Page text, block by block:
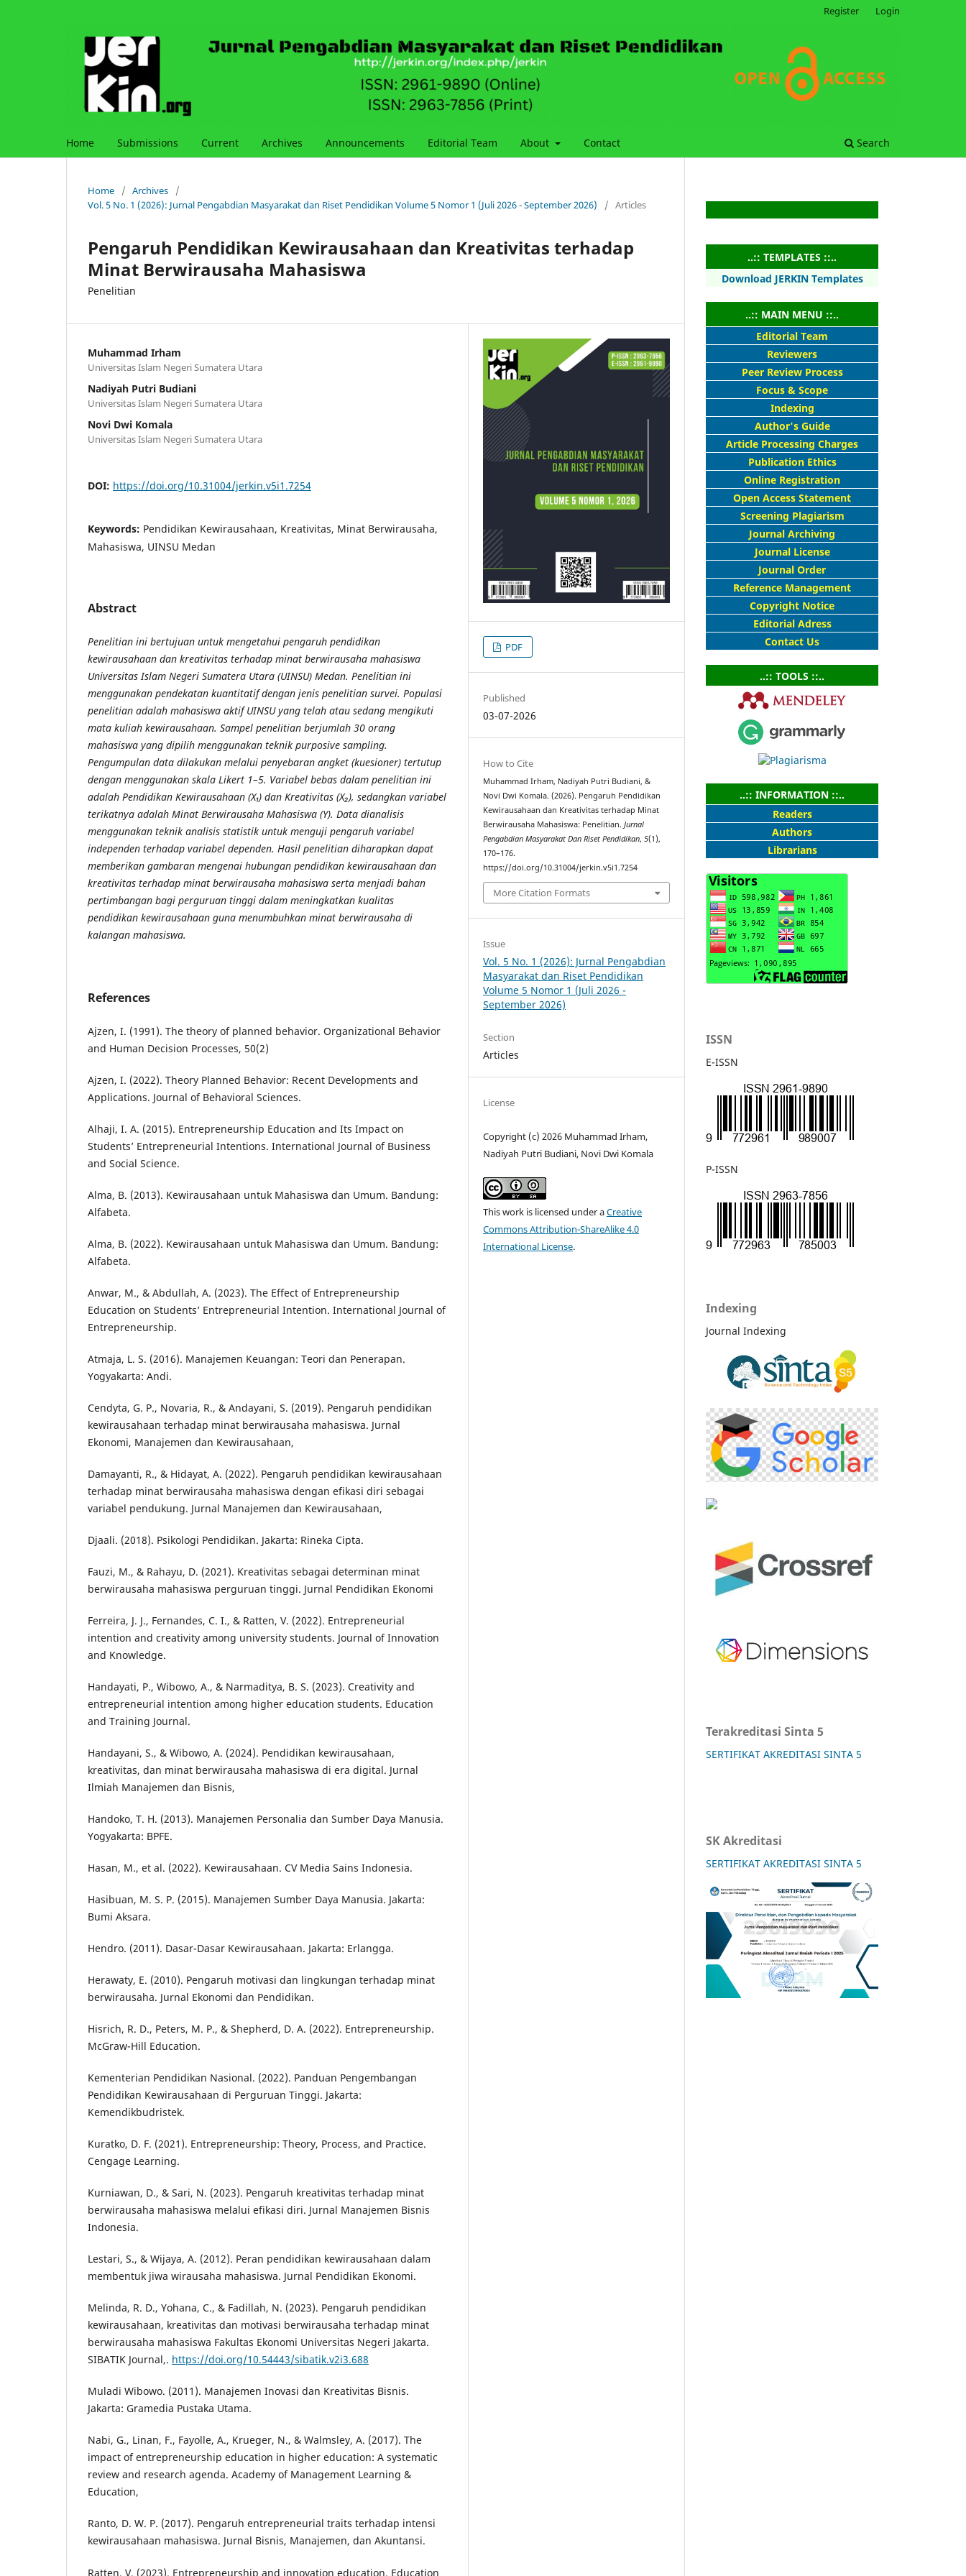
Home Submissions Current Archives Announcements Editorial Team About Contact Search
Register Login
Home / Archives
/
Vol. 5 No. 1 (2026): Jurnal Pengabdian Masyarakat dan Riset Pendidikan Volume 5 Nomor 1 (Juli 2026 - September 2026)
/ Articles
Pengaruh Pendidikan Kewirausahaan dan Kreativitas terhadap
Minat Berwirausaha Mahasiswa
Penelitian
Muhammad Irham
Universitas Islam Negeri Sumatera Utara
Nadiyah Putri Budiani
Universitas Islam Negeri Sumatera Utara
Novi Dwi Komala
Universitas Islam Negeri Sumatera Utara
DOI: https://doi.org/10.31004/jerkin.v5i1.7254
Keywords: Pendidikan Kewirausahaan, Kreativitas, Minat Berwirausaha,
Mahasiswa, UINSU Medan
Abstract
Penelitian ini bertujuan untuk mengetahui pengaruh pendidikan
kewirausahaan dan kreativitas terhadap minat berwirausaha mahasiswa
Universitas Islam Negeri Sumatera Utara (UINSU) Medan. Penelitian ini
menggunakan pendekatan kuantitatif dengan jenis penelitian survei. Populasi
penelitian adalah mahasiswa aktif UINSU yang telah atau sedang mengikuti
mata kuliah kewirausahaan. Sampel penelitian berjumlah 30 orang
mahasiswa yang dipilih menggunakan teknik purposive sampling.
Pengumpulan data dilakukan melalui penyebaran angket (kuesioner) tertutup
dengan menggunakan skala Likert 1–5. Variabel bebas dalam penelitian ini
adalah Pendidikan Kewirausahaan (X₁) dan Kreativitas (X₂), sedangkan variabel
terikatnya adalah Minat Berwirausaha Mahasiswa (Y). Data dianalisis
menggunakan teknik analisis statistik untuk menguji pengaruh variabel
independen terhadap variabel dependen. Hasil penelitian diharapkan dapat
memberikan gambaran mengenai hubungan pendidikan kewirausahaan dan
kreativitas terhadap minat berwirausaha mahasiswa serta menjadi bahan
pertimbangan bagi perguruan tinggi dalam meningkatkan kualitas
pendidikan kewirausahaan guna menumbuhkan minat berwirausaha di
kalangan mahasiswa.
References
Ajzen, I. (1991). The theory of planned behavior. Organizational Behavior
and Human Decision Processes, 50(2)
Ajzen, I. (2022). Theory Planned Behavior: Recent Developments and
Applications. Journal of Behavioral Sciences.
Alhaji, I. A. (2015). Entrepreneurship Education and Its Impact on
Students’ Entrepreneurial Intentions. International Journal of Business
and Social Science.
Alma, B. (2013). Kewirausahaan untuk Mahasiswa dan Umum. Bandung:
Alfabeta.
Alma, B. (2022). Kewirausahaan untuk Mahasiswa dan Umum. Bandung:
Alfabeta.
Anwar, M., & Abdullah, A. (2023). The Effect of Entrepreneurship
Education on Students’ Entrepreneurial Intention. International Journal of
Entrepreneurship.
Atmaja, L. S. (2016). Manajemen Keuangan: Teori dan Penerapan.
Yogyakarta: Andi.
Cendyta, G. P., Novaria, R., & Andayani, S. (2019). Pengaruh pendidikan
kewirausahaan terhadap minat berwirausaha mahasiswa. Jurnal
Ekonomi, Manajemen dan Kewirausahaan,
Damayanti, R., & Hidayat, A. (2022). Pengaruh pendidikan kewirausahaan
terhadap minat berwirausaha mahasiswa dengan efikasi diri sebagai
variabel pendukung. Jurnal Manajemen dan Kewirausahaan,
Djaali. (2018). Psikologi Pendidikan. Jakarta: Rineka Cipta.
Fauzi, M., & Rahayu, D. (2021). Kreativitas sebagai determinan minat
berwirausaha mahasiswa perguruan tinggi. Jurnal Pendidikan Ekonomi
Ferreira, J. J., Fernandes, C. I., & Ratten, V. (2022). Entrepreneurial
intention and creativity among university students. Journal of Innovation
and Knowledge.
Handayati, P., Wibowo, A., & Narmaditya, B. S. (2023). Creativity and
entrepreneurial intention among higher education students. Education
and Training Journal.
Handayani, S., & Wibowo, A. (2024). Pendidikan kewirausahaan,
kreativitas, dan minat berwirausaha mahasiswa di era digital. Jurnal
Ilmiah Manajemen dan Bisnis,
Handoko, T. H. (2013). Manajemen Personalia dan Sumber Daya Manusia.
Yogyakarta: BPFE.
Hasan, M., et al. (2022). Kewirausahaan. CV Media Sains Indonesia.
Hasibuan, M. S. P. (2015). Manajemen Sumber Daya Manusia. Jakarta:
Bumi Aksara.
Hendro. (2011). Dasar-Dasar Kewirausahaan. Jakarta: Erlangga.
Herawaty, E. (2010). Pengaruh motivasi dan lingkungan terhadap minat
berwirausaha. Jurnal Ekonomi dan Pendidikan.
Hisrich, R. D., Peters, M. P., & Shepherd, D. A. (2022). Entrepreneurship.
McGraw-Hill Education.
Kementerian Pendidikan Nasional. (2022). Panduan Pengembangan
Pendidikan Kewirausahaan di Perguruan Tinggi. Jakarta:
Kemendikbudristek.
Kuratko, D. F. (2021). Entrepreneurship: Theory, Process, and Practice.
Cengage Learning.
Kurniawan, D., & Sari, N. (2023). Pengaruh kreativitas terhadap minat
berwirausaha mahasiswa melalui efikasi diri. Jurnal Manajemen Bisnis
Indonesia.
Lestari, S., & Wijaya, A. (2012). Peran pendidikan kewirausahaan dalam
membentuk jiwa wirausaha mahasiswa. Jurnal Pendidikan Ekonomi.
Melinda, R. D., Yohana, C., & Fadillah, N. (2023). Pengaruh pendidikan
kewirausahaan, kreativitas dan motivasi berwirausaha terhadap minat
berwirausaha mahasiswa Fakultas Ekonomi Universitas Negeri Jakarta.
SIBATIK Journal,. https://doi.org/10.54443/sibatik.v2i3.688
Muladi Wibowo. (2011). Manajemen Inovasi dan Kreativitas Bisnis.
Jakarta: Gramedia Pustaka Utama.
Nabi, G., Linan, F., Fayolle, A., Krueger, N., & Walmsley, A. (2017). The
impact of entrepreneurship education in higher education: A systematic
review and research agenda. Academy of Management Learning &
Education,
Ranto, D. W. P. (2017). Pengaruh entrepreneurial traits terhadap intensi
kewirausahaan mahasiswa. Jurnal Bisnis, Manajemen, dan Akuntansi.
Ratten, V. (2023). Entrepreneurship and innovation education. Education
PDF
Published
03-07-2026
How to Cite
Muhammad Irham, Nadiyah Putri Budiani, &
Novi Dwi Komala. (2026). Pengaruh Pendidikan
Kewirausahaan dan Kreativitas terhadap Minat
Berwirausaha Mahasiswa: Penelitian.Jurnal
Pengabdian Masyarakat Dan Riset Pendidikan,5(1),
170–176.
https://doi.org/10.31004/jerkin.v5i1.7254
More Citation Formats
Issue
Vol. 5 No. 1 (2026): Jurnal Pengabdian
Masyarakat dan Riset Pendidikan
Volume 5 Nomor 1 (Juli 2026 -
September 2026)
Section
Articles
License
Copyright (c) 2026 Muhammad Irham,
Nadiyah Putri Budiani, Novi Dwi Komala
This work is licensed under aCreative
Commons Attribution-ShareAlike 4.0
International License.
..:: TEMPLATES ::..
Download JERKIN Templates
..:: MAIN MENU ::..
Editorial Team
Reviewers
Peer Review Process
Focus & Scope
Indexing
Author's Guide
Article Processing Charges
Publication Ethics
Online Registration
Open Access Statement
Screening Plagiarism
Journal Archiving
Journal License
Journal Order
Reference Management
Copyright Notice
Editorial Adress
Contact Us
..:: TOOLS ::..
..:: INFORMATION ::..
Readers
Authors
Librarians
ISSN
E-ISSN
P-ISSN
Indexing
Journal Indexing
Terakreditasi Sinta 5
SERTIFIKAT AKREDITASI SINTA 5
SK Akreditasi
SERTIFIKAT AKREDITASI SINTA 5